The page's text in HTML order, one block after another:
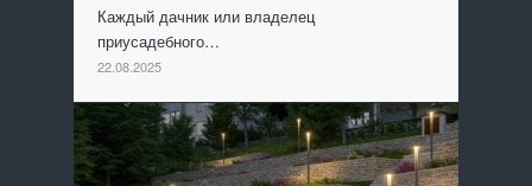
Каждый дачник или владелец
приусадебного…
22.08.2025